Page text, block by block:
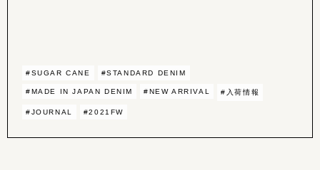
#SUGAR CANE #STANDARD DENIM
#MADE IN JAPAN DENIM #NEW ARRIVAL #入荷情報
#JOURNAL #2021FW